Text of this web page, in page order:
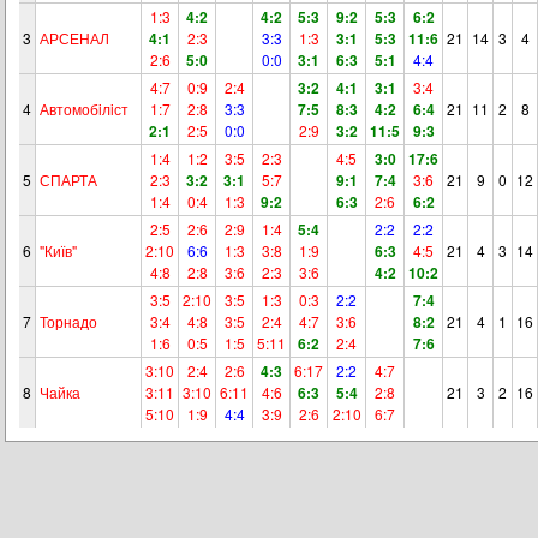
3 АРСЕНАЛ
1:3
4:1
2:6
4:2
2:3
5:0
4:2
3:3
0:0
5:3
1:3
3:1
9:2
3:1
6:3
5:3
5:3
5:1
6:2
11:6
4:4
21 14 3 4
4 Автомобiлiст
4:7
1:7
2:1
0:9
2:8
2:5
2:4
3:3
0:0
3:2
7:5
2:9
4:1
8:3
3:2
3:1
4:2
11:5
3:4
6:4
9:3
21 11 2 8
5 СПАРТА
1:4
2:3
1:4
1:2
3:2
0:4
3:5
3:1
1:3
2:3
5:7
9:2
4:5
9:1
6:3
3:0
7:4
2:6
17:6
3:6
6:2
21 9 0 12
6 "Київ"
2:5
2:10
4:8
2:6
6:6
2:8
2:9
1:3
3:6
1:4
3:8
2:3
5:4
1:9
3:6
2:2
6:3
4:2
2:2
4:5
10:2
21 4 3 14
7 Торнадо
3:5
3:4
1:6
2:10
4:8
0:5
3:5
3:5
1:5
1:3
2:4
5:11
0:3
4:7
6:2
2:2
3:6
2:4
7:4
8:2
7:6
21 4 1 16
8 Чайка
3:10
3:11
5:10
2:4
3:10
1:9
2:6
6:11
4:4
4:3
4:6
3:9
6:17
6:3
2:6
2:2
5:4
2:10
4:7
2:8
6:7
21 3 2 16